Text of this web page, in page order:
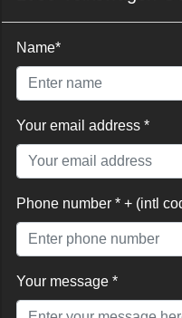
Name*
Your email address *
Phone number * + (intl
Your message *